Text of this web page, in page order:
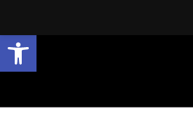
Abrir barra de